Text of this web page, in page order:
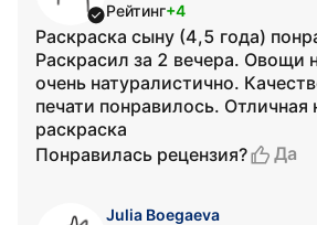
Рейтинг+4
Раскраска сыну (4,5 года)
Раскрасил за 2 вечера. Овощи
очень натуралистично.
печати понравилось. Отличная
раскраска
Понравилась рецензия?
Да
Julia Boegaeva